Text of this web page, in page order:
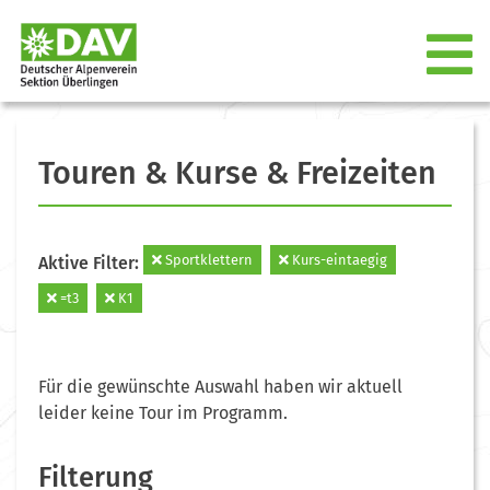
Touren & Kurse & Freizeiten
Aktive Filter: Sportklettern Kurs-eintaegig
=t3 K1
Für die gewünschte Auswahl haben wir aktuell
leider keine Tour im Programm.
Filterung